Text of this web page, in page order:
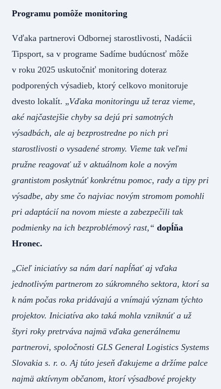
Programu pomôže monitoring
Vďaka partnerovi Odbornej starostlivosti, Nadácii
Tipsport, sa v programe Sadíme budúcnosť môže
v roku 2025 uskutočniť monitoring doteraz
podporených výsadieb, ktorý celkovo monitoruje
dvesto lokalít. „Vďaka monitoringu už teraz vieme,
aké najčastejšie chyby sa dejú pri samotných
výsadbách, ale aj bezprostredne po nich pri
starostlivosti o vysadené stromy. Vieme tak veľmi
pružne reagovať už v aktuálnom kole a novým
grantistom poskytnúť konkrétnu pomoc, rady a tipy pri
výsadbe, aby sme čo najviac novým stromom pomohli
pri adaptácií na novom mieste a zabezpečili tak
podmienky na ich bezproblémový rast,“ dopĺňa
Hronec.
„Cieľ iniciatívy sa nám darí napĺňať aj vďaka
jednotlivým partnerom zo súkromného sektora, ktorí sa
k nám počas roka pridávajú a vnímajú význam týchto
projektov. Iniciatíva ako taká mohla vzniknúť a už
štyri roky pretrváva najmä vďaka generálnemu
partnerovi, spoločnosti GLS General Logistics Systems
Slovakia s. r. o. Aj túto jeseň ďakujeme a držíme palce
najmä aktívnym občanom, ktorí výsadbové projekty